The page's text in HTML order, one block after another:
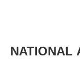
NATIONAL